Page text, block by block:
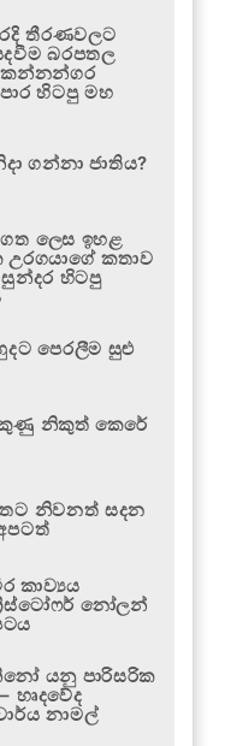
තීරණවලට
බරපතල
කන්නන්ගර
හිටපු මහ
ගන්නා ජාතිය?
ලෙස ඉහළ
කතාව
හිටපු
පෙරලීම සුළු
නිකුත් කෙරේ
නිවනත් සදන
කාව්‍යය
නෝලන්
යනු පාරිසරික
හෘදවේද
නාමල්